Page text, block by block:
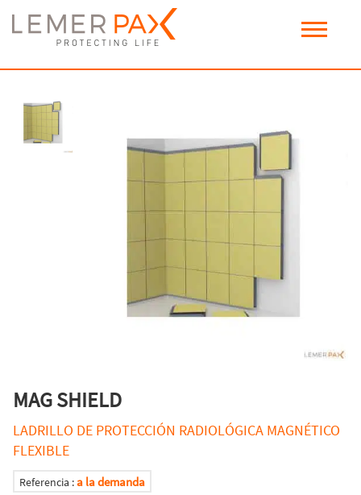
MAG SHIELD
LADRILLO DE PROTECCIÓN RADIOLÓGICA MAGNÉTICO
FLEXIBLE
Referencia :a la demanda